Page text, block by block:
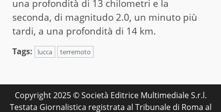
una profondità di 13 chilometri e la
seconda, di magnitudo 2.0, un minuto più
tardi, a una profondità di 14 km.
Tags: lucca terremoto
Copyright 2025 © Società Editrice Multimediale S.r.l.
Testata Giornalistica registrata al Tribunale di Roma al